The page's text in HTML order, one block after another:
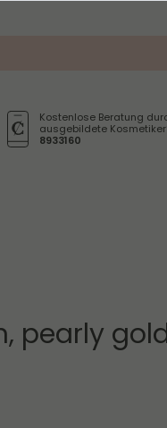
Kostenlose Beratung
ausgebildete
8933160
pearly